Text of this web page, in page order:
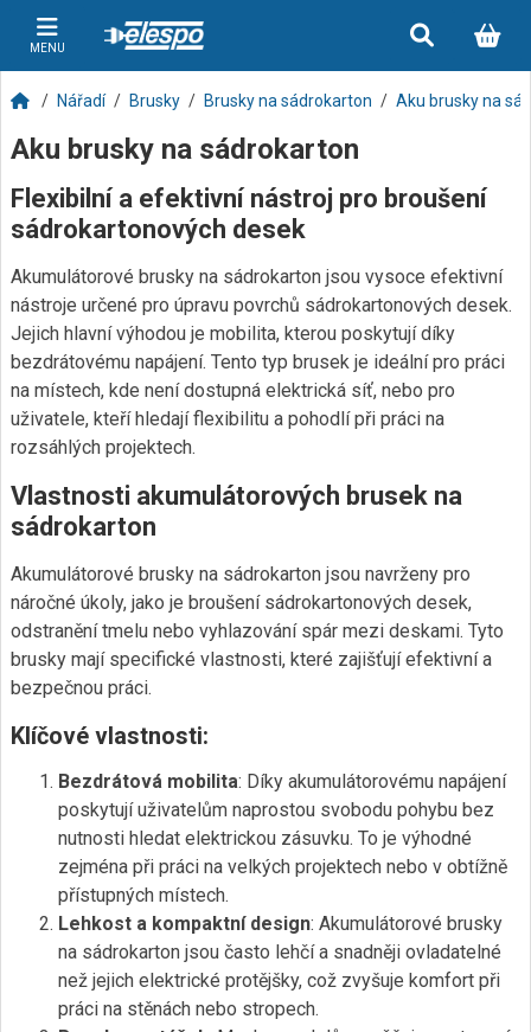
MENU
Nářadí Brusky Brusky na sádrokarton Aku brusky na
Aku brusky na sádrokarton
Flexibilní a efektivní nástroj pro broušení
sádrokartonových desek
Akumulátorové brusky na sádrokarton jsou vysoce efektivní
nástroje určené pro úpravu povrchů sádrokartonových desek.
Jejich hlavní výhodou je mobilita, kterou poskytují díky
bezdrátovému napájení. Tento typ brusek je ideální pro práci
na místech, kde není dostupná elektrická síť, nebo pro
uživatele, kteří hledají flexibilitu a pohodlí při práci na
rozsáhlých projektech.
Vlastnosti akumulátorových brusek na
sádrokarton
Akumulátorové brusky na sádrokarton jsou navrženy pro
náročné úkoly, jako je broušení sádrokartonových desek,
odstranění tmelu nebo vyhlazování spár mezi deskami. Tyto
brusky mají specifické vlastnosti, které zajišťují efektivní a
bezpečnou práci.
Klíčové vlastnosti:
Bezdrátová mobilita: Díky akumulátorovému napájení
poskytují uživatelům naprostou svobodu pohybu bez
nutnosti hledat elektrickou zásuvku. To je výhodné
zejména při práci na velkých projektech nebo v obtížně
přístupných místech.
Lehkost a kompaktní design: Akumulátorové brusky
na sádrokarton jsou často lehčí a snadněji ovladatelné
než jejich elektrické protějšky, což zvyšuje komfort při
práci na stěnách nebo stropech.